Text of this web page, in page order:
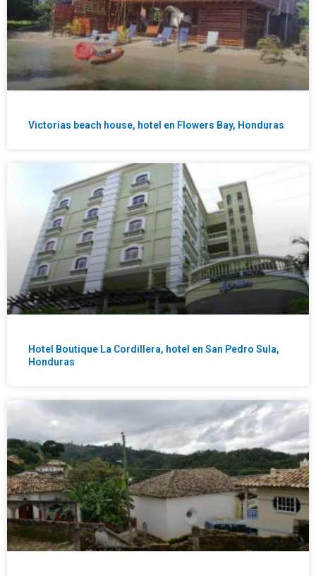
Victorias beach house, hotel en Flowers Bay, Honduras
Hotel Boutique La Cordillera, hotel en San Pedro Sula,
Honduras